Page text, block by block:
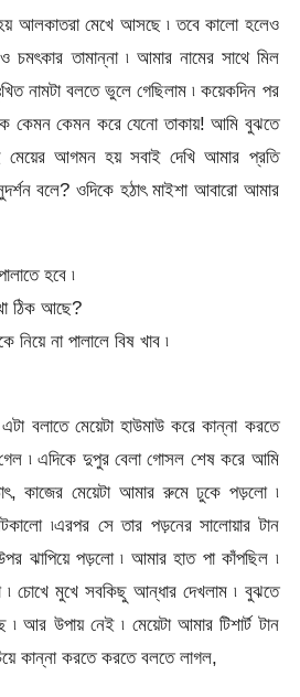
আলকাতরা মেখে আসছে ৷ তবে কালো হলেও
চমৎকার তামান্না ৷ আমার নামের সাথে মিল
নামটা বলতে ভুলে গেছিলাম ৷ কয়েকদিন পর
কেমন কেমন করে যেনো তাকায়! আমি বুঝতে
মেয়ের আগমন হয় সবাই দেখি আমার প্রতি
বলে? ওদিকে হঠাৎ মাইশা আবারো আমার
হবে ৷
ঠিক আছে?
না পালালে বিষ খাব ৷
বলাতে মেয়েটা হাউমাউ করে কান্না করতে
৷ এদিকে দুপুর বেলা গোসল শেষ করে আমি
কাজের মেয়েটা আমার রুমে ঢুকে পড়লো ৷
৷এরপর সে তার পড়নের সালোয়ার টান
ঝাপিয়ে পড়লো ৷ আমার হাত পা কাঁপছিল ৷
চোখে মুখে সবকিছু আন্ধার দেখলাম ৷ বুঝতে
আর উপায় নেই ৷ মেয়েটা আমার টিশার্ট টান
কান্না করতে করতে বলতে লাগল,